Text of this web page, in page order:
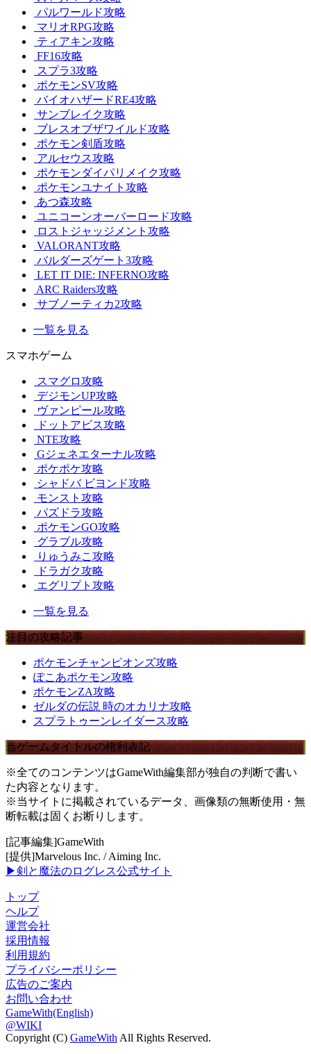
パルワールド攻略
マリオRPG攻略
ティアキン攻略
FF16攻略
スプラ3攻略
ポケモンSV攻略
バイオハザードRE4攻略
サンブレイク攻略
ブレスオブザワイルド攻略
ポケモン剣盾攻略
アルセウス攻略
ポケモンダイパリメイク攻略
ポケモンユナイト攻略
あつ森攻略
ユニコーンオーバーロード攻略
ロストジャッジメント攻略
VALORANT攻略
バルダーズゲート3攻略
LET IT DIE: INFERNO攻略
ARC Raiders攻略
サブノーティカ2攻略
一覧を見る
スマホゲーム
スマグロ攻略
デジモンUP攻略
ヴァンピール攻略
ドットアビス攻略
NTE攻略
Gジェネエターナル攻略
ポケポケ攻略
シャドバ ビヨンド攻略
モンスト攻略
パズドラ攻略
ポケモンGO攻略
グラブル攻略
りゅうみこ攻略
ドラガク攻略
エグリプト攻略
一覧を見る
注目の攻略記事
ポケモンチャンピオンズ攻略
ぽこあポケモン攻略
ポケモンZA攻略
ゼルダの伝説 時のオカリナ攻略
スプラトゥーンレイダース攻略
当ゲームタイトルの権利表記
※全てのコンテンツはGameWith編集部が独自の判断で書い
た内容となります。
※当サイトに掲載されているデータ、画像類の無断使用・無
断転載は固くお断りします。
[記事編集]GameWith
[提供]Marvelous Inc. / Aiming Inc.
▶剣と魔法のログレス公式サイト
トップ
ヘルプ
運営会社
採用情報
利用規約
プライバシーポリシー
広告のご案内
お問い合わせ
GameWith(English)
@WIKI
Copyright (C) GameWith All Rights Reserved.